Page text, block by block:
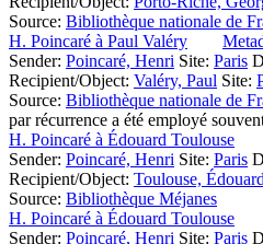
Source: Bibliothèque nationale de
H. Poincaré à Paul Valéry
Sender: Poincaré, Henri Site: Paris
Recipient/Object: Valéry, Paul Site:
Source: Bibliothèque nationale de
par récurrence a été employé
H. Poincaré à Édouard Toulouse
Sender: Poincaré, Henri Site: Paris
Recipient/Object: Toulouse, Édouard
Source: Bibliothèque Méjanes
H. Poincaré à Édouard Toulouse
Sender: Poincaré, Henri Site: Paris